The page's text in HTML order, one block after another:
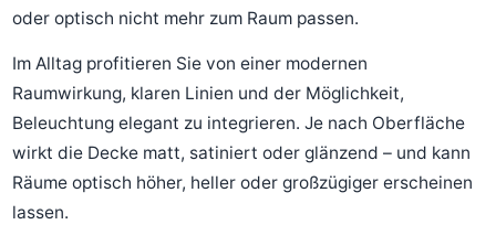
oder optisch nicht mehr zum Raum passen.
Im Alltag profitieren Sie von einer modernen
Raumwirkung, klaren Linien und der Möglichkeit,
Beleuchtung elegant zu integrieren. Je nach Oberfläche
wirkt die Decke matt, satiniert oder glänzend – und kann
Räume optisch höher, heller oder großzügiger erscheinen
lassen.